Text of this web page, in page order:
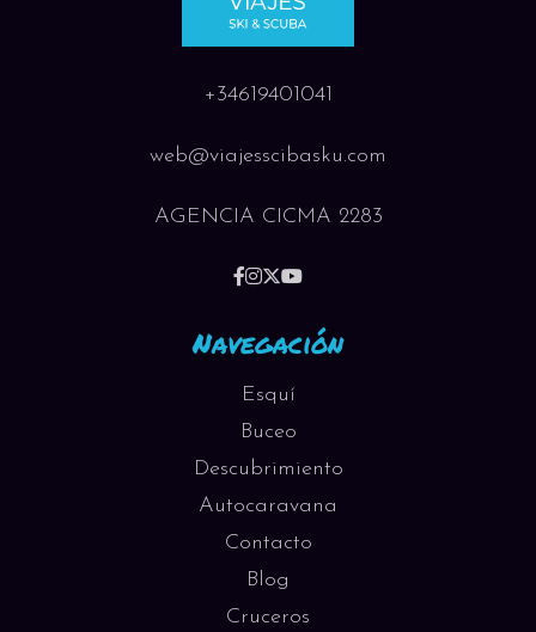
+34619401041
web@viajesscibasku.com
AGENCIA CICMA 2283
Navegación
Esquí
Buceo
Descubrimiento
Autocaravana
Contacto
Blog
Cruceros